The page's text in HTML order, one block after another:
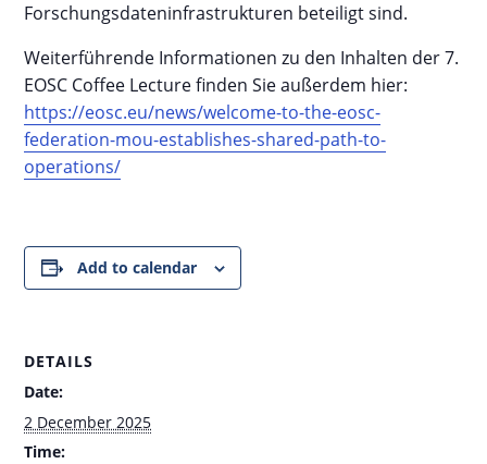
Forschungsdateninfrastrukturen beteiligt sind.
Weiterführende Informationen zu den Inhalten der 7.
EOSC Coffee Lecture finden Sie außerdem hier:
https://eosc.eu/news/welcome-to-the-eosc-
federation-mou-establishes-shared-path-to-
operations/
Add to calendar
DETAILS
Date:
2 December 2025
Time: